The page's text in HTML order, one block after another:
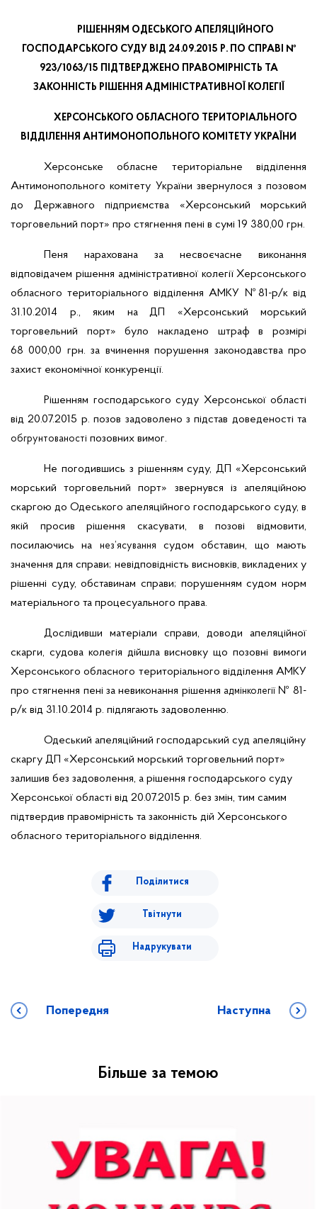
РІШЕННЯМ ОДЕСЬКОГО АПЕЛЯЦІЙНОГО
ГОСПОДАРСЬКОГО СУДУ ВІД 24.09.2015 Р. ПО СПРАВІ №
923/1063/15 ПІДТВЕРДЖЕНО ПРАВОМІРНІСТЬ ТА
ЗАКОННІСТЬ РІШЕННЯ АДМІНІСТРАТИВНОЇ КОЛЕГІЇ
ХЕРСОНСЬКОГО ОБЛАСНОГО ТЕРИТОРІАЛЬНОГО
ВІДДІЛЕННЯ АНТИМОНОПОЛЬНОГО КОМІТЕТУ УКРАЇНИ
Херсонське обласне територіальне відділення
Антимонопольного комітету України звернулося з позовом
до Державного підприємства «Херсонський морський
торговельний порт» про стягнення пені в сумі 19 380,00 грн.
Пеня нарахована за несвоєчасне виконання
відповідачем рішення адміністративної колегії Херсонського
обласного територіального відділення АМКУ №81-р/к від
31.10.2014 р., яким на
ДП «Херсонський морський
торговельний порт» було накладено штраф в розмірі
68 000,00 грн. за вчинення порушення законодавства про
захист економічної конкуренції.
Рішенням господарського суду Херсонської області
від 20.07.2015 р. позов задоволено з підстав доведеності та
обгрунтованості позовних вимог.
Не погодившись з рішенням суду, ДП «Херсонський
морський торговельний порт» звернувся із апеляційною
скаргою до Одеського апеляційного господарського суду, в
якій просив рішення скасувати, в позові відмовити,
посилаючись на нез’ясування судом обставин, що мають
значення для справи; невідповідність висновків, викладених у
рішенні суду, обставинам справи; порушенням судом норм
матеріального та процесуального права.
Дослідивши матеріали справи, доводи апеляційної
скарги, судова колегія дійшла висновку що позовні вимоги
Херсонського обласного територіального відділення АМКУ
про стягнення пені за невиконання рішення адмінколегії № 81-
р/к від 31.10.2014 р. підлягають задоволенню.
Одеський апеляційний господарський суд апеляційну
скаргу ДП «Херсонський морський торговельний порт»
залишив без задоволення, а рішення господарського суду
Херсонської області від 20.07.2015 р. без змін, тим самим
підтвердив правомірність та законність дій Херсонського
обласного територіального відділення.
Поділитися
Твітнути
Надрукувати
Попередня Наступна
Більше за темою